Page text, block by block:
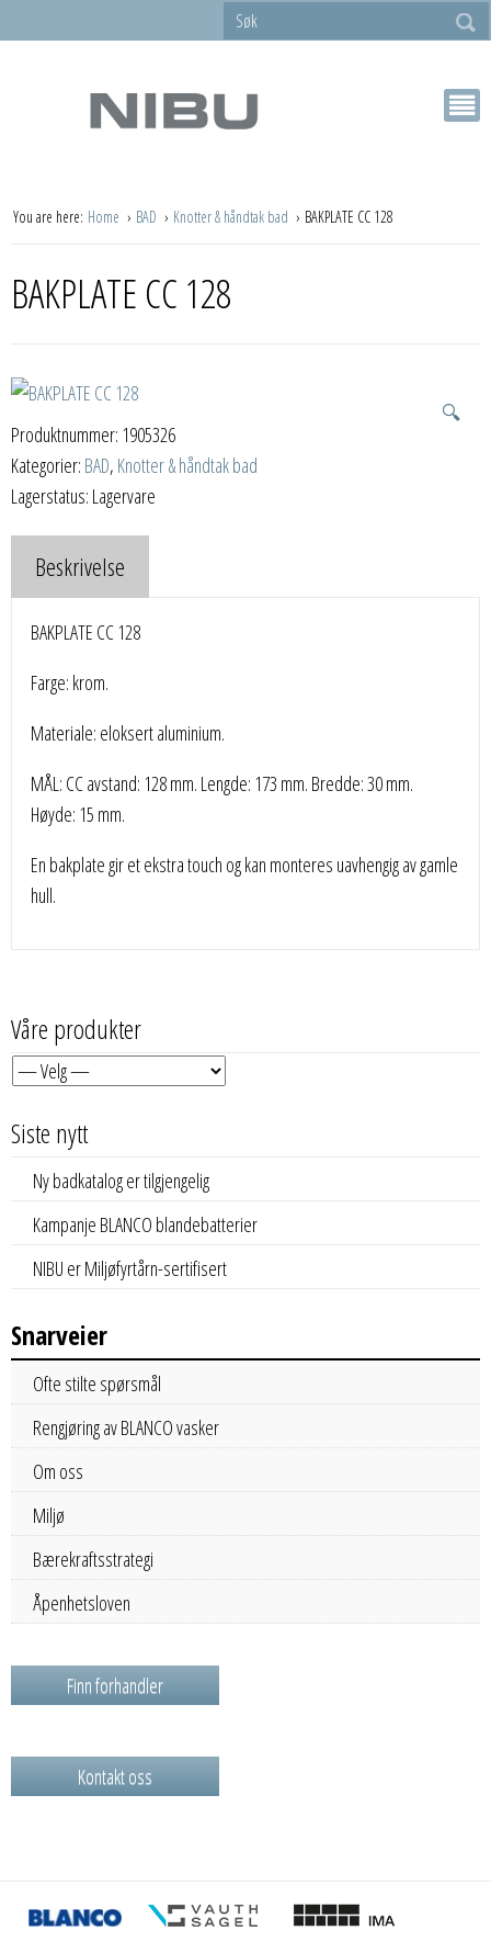
You are here: Home BAD Knotter & håndtak bad BAKPLATE CC 128
BAKPLATE CC 128
🔍
Produktnummer: 1905326
Kategorier: BAD, Knotter & håndtak bad
Lagerstatus: Lagervare
Beskrivelse
BAKPLATE CC 128
Farge: krom.
Materiale: eloksert aluminium.
MÅL: CC avstand: 128 mm. Lengde: 173 mm. Bredde: 30 mm.
Høyde: 15 mm.
En bakplate gir et ekstra touch og kan monteres uavhengig av gamle
hull.
Våre produkter
Siste nytt
Ny badkatalog er tilgjengelig
Kampanje BLANCO blandebatterier
NIBU er Miljøfyrtårn-sertifisert
Snarveier
Ofte stilte spørsmål
Rengjøring av BLANCO vasker
Om oss
Miljø
Bærekraftsstrategi
Åpenhetsloven
Finn forhandler
Kontakt oss